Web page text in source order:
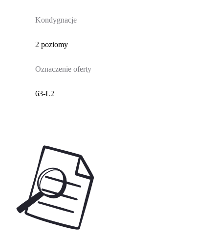
Kondygnacje
2 poziomy
Oznaczenie oferty
63-L2